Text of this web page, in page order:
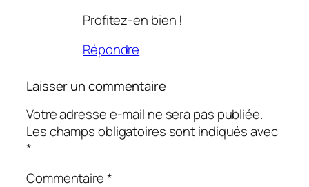
Profitez-en bien !
Répondre
Laisser un commentaire
Votre adresse e-mail ne sera pas publiée.
Les champs obligatoires sont indiqués avec
*
Commentaire*